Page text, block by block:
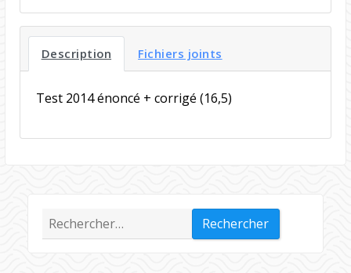
Description Fichiers joints
Test 2014 énoncé + corrigé (16,5)
Rechercher :